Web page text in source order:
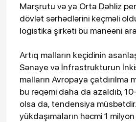
Marşrutu və ya Orta Dəhliz
dövlət sərhədlərini keçməli
logistika şirkəti bu maneəni
Artıq malların keçidinin
Sənaye və İnfrastrukturun
malların Avropaya
bu rəqəmi daha da azaldıb,
olsa da, tendensiya
yükdaşımaların həcmi 1